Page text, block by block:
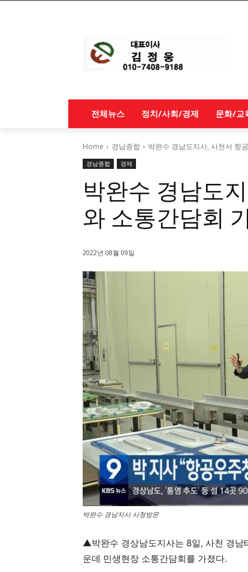
전체뉴스 정치/사회/경제 문화/교
Home 경남종합 박완수 경남도지사, 사천서 항
경남종합 경제
박완수 경남도
와 소통간담회
2022년 08월 09일
박완수 경남지사 사청방문
▲박완수 경상남도지사는 8일, 사천 경남
운데 민생현장 소통간담회를 가졌다.